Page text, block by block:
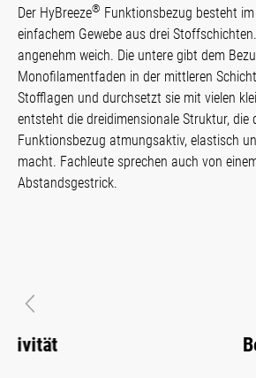
Der HyBreeze® Funktionsbezug besteht
einfachem Gewebe aus drei
angenehm weich. Die untere gibt dem
Monofilamentfaden in der mittleren
Stofflagen und durchsetzt sie mit vielen
entsteht die dreidimensionale Struktur, die
Funktionsbezug atmungsaktiv, elastisch
macht. Fachleute sprechen auch von
Abstandsgestrick.
Besondere
Vorheriges